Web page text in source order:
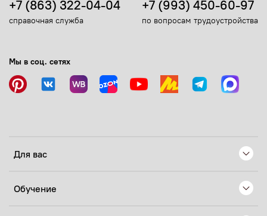
Для вас
Обучение
+7 (863) 322-04-04
справочная служба
+7 (993) 450-60-97
по вопросам трудоустройства
Мы в соц. сетях